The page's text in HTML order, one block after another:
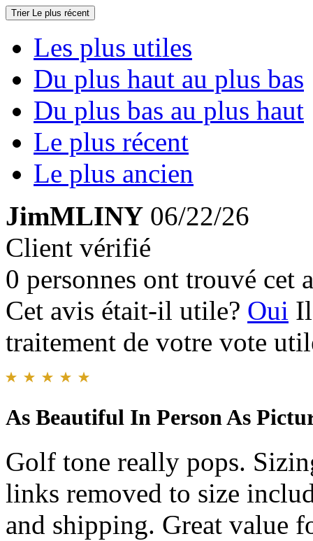
Trier Le plus récent
Les plus utiles
Du plus haut au plus bas
Du plus bas au plus haut
Le plus récent
Le plus ancien
JimMLINY 06/22/26
Client vérifié
0 personnes ont trouvé cet
Cet avis était-il utile? Oui
traitement de votre vote
As Beautiful In Person As
Golf tone really pops.
links removed to size
and shipping. Great value